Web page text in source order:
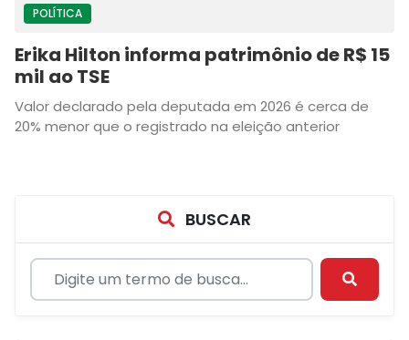
POLÍTICA
Erika Hilton informa patrimônio de R$ 15
mil ao TSE
Valor declarado pela deputada em 2026 é cerca de
20% menor que o registrado na eleição anterior
BUSCAR